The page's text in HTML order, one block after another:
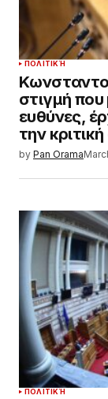
ΠΟΛΙΤΙΚΉ
στιγμή
ευθύνες,
την
by Pan Orama
ΠΟΛΙΤΙΚΉ